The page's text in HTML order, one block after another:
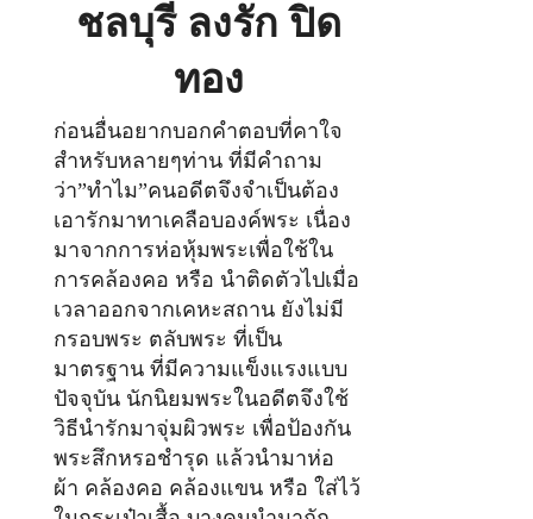
ชลบุรี ลงรัก ปิด
ทอง
ก่อนอื่นอยากบอกคำตอบที่คาใจ
สำหรับหลายๆท่าน ที่มีคำถาม
ว่า”ทำไม”คนอดีตจึงจำเป็นต้อง
เอารักมาทาเคลือบองค์พระ เนื่อง
มาจากการห่อหุ้มพระเพื่อใช้ใน
การคล้องคอ หรือ นำติดตัวไปเมื่อ
เวลาออกจากเคหะสถาน ยังไม่มี
กรอบพระ ตลับพระ ที่เป็น
มาตรฐาน ที่มีความแข็งแรงแบบ
ปัจจุบัน นักนิยมพระในอดีตจึงใช้
วิธีนำรักมาจุ่มผิวพระ เพื่อป้องกัน
พระสึกหรอชำรุด แล้วนำมาห่อ
ผ้า คล้องคอ คล้องแขน หรือ ใส่ไว้